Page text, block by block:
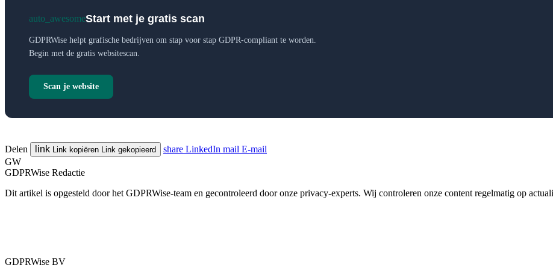
auto_awesomeStart met je gratis scan
GDPRWise helpt grafische bedrijven om stap voor stap GDPR-compliant te worden.
Begin met de gratis websitescan.
Scan je website
Delen link Link kopiëren Link gekopieerd share LinkedIn mail E-mail
GW
GDPRWise Redactie
Dit artikel is opgesteld door het GDPRWise-team en gecontroleerd door onze privacy-experts. Wij controleren onze content regelmatig op
GDPRWise BV